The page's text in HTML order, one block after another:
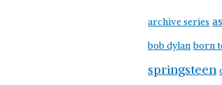
archive series
bob dylan born
springsteen